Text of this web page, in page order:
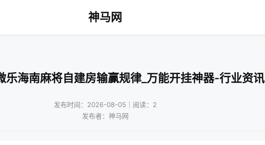
神马网
乐海南麻将自建房输赢规律_万能开挂神器-行业资讯
发布时间：2026-08-05｜阅读：2
发布者：神马网